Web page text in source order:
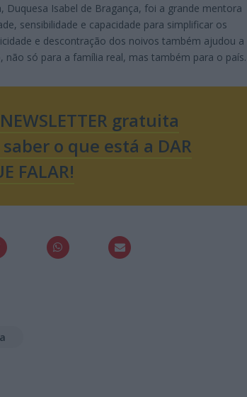
Duquesa Isabel de Bragança, foi a grande mentora
sensibilidade e capacidade para simplificar os
e descontração dos noivos também ajudou a
só para a família real, mas também para o país.
gratuita
o que está a DAR
FALAR!